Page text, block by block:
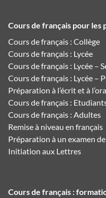
Cours de français pour les
Cours de français : Collège
Cours de français : Lycée
Cours de français : Lycée –
Cours de français : Lycée –
Préparation à l’écrit et à
Cours de français :
Cours de français : Adultes
Remise à niveau en français
Préparation à un examen
Initiation aux Lettres
Cours de français :